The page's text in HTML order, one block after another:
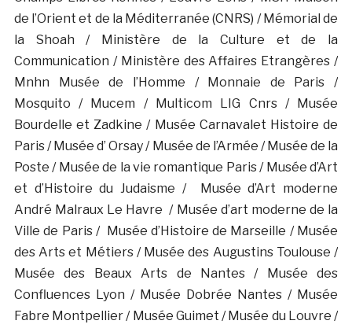
de l’Orient et de la Méditerranée (CNRS) / Mémorial de
la Shoah / Ministère de la Culture et de la
Communication / Ministère des Affaires Etrangères /
Mnhn Musée de l’Homme / Monnaie de Paris /
Mosquito / Mucem / Multicom LIG Cnrs / Musée
Bourdelle et Zadkine / Musée Carnavalet Histoire de
Paris / Musée d’ Orsay / Musée de l’Armée / Musée de la
Poste / Musée de la vie romantique Paris / Musée d’Art
et d’Histoire du Judaisme / Musée d’Art moderne
André Malraux Le Havre / Musée d’art moderne de la
Ville de Paris / Musée d’Histoire de Marseille / Musée
des Arts et Métiers / Musée des Augustins Toulouse /
Musée des Beaux Arts de Nantes / Musée des
Confluences Lyon / Musée Dobrée Nantes / Musée
Fabre Montpellier / Musée Guimet / Musée du Louvre /